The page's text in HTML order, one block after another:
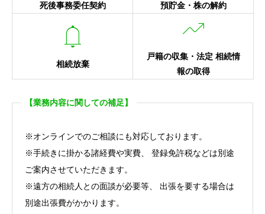
死後事務委任契約 預貯金・株の解約

相続放棄

戸籍の収集・法定 相続情
報の取得
【業務内容に関しての補足】
※オンラインでのご相談にも対応しております。
※手続きに掛かる諸経費や実費、 登録免許税などは別途
ご案内させていただきます。
※遠方の相続人との面談が必要等、 出張を要する場合は
別途出張費がかかります。